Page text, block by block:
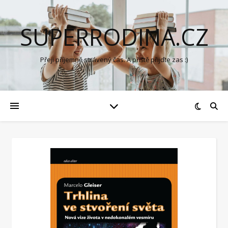
SUPERRODINA.CZ
Přeji příjemně strávený čas. A příště přijďte zas :)